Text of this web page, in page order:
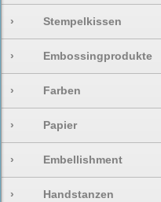
› Stempelkissen
› Embossingprodukte
› Farben
› Papier
› Embellishment
› Handstanzen